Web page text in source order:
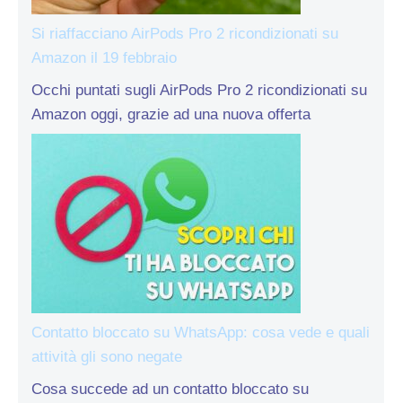
Si riaffacciano AirPods Pro 2 ricondizionati su
Amazon il 19 febbraio
Occhi puntati sugli AirPods Pro 2 ricondizionati su
Amazon oggi, grazie ad una nuova offerta
Contatto bloccato su WhatsApp: cosa vede e quali
attività gli sono negate
Cosa succede ad un contatto bloccato su